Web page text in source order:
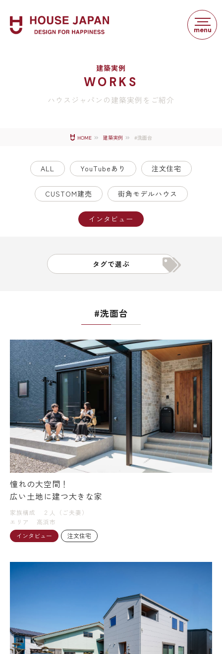
建築実例
WORKS
ハウスジャパンの建築実例をご紹介
HOME 建築実例 #洗面台
ALL YouTubeあり 注文住宅
CUSTOM建売 街角モデルハウス
インタビュー
タグで選ぶ
#洗面台
憧れの大空間！
広い土地に建つ大きな家
家族構成
２人（ご夫妻）
エリア
高浜市
インタビュー
注文住宅